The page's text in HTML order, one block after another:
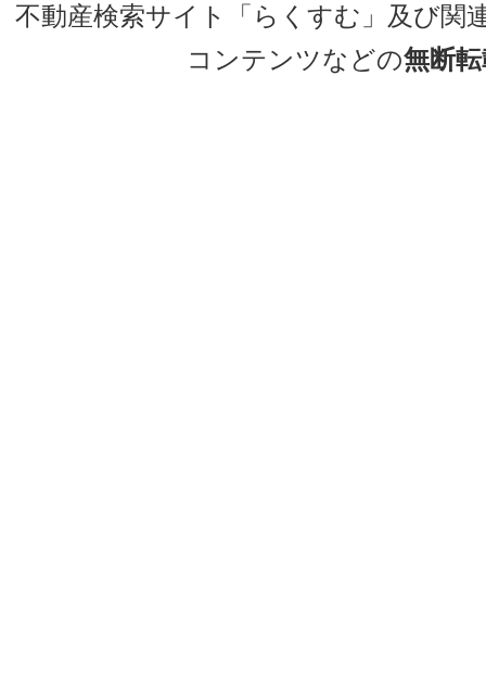
不動産検索サイト「らくすむ」及び関
コンテンツなどの無断